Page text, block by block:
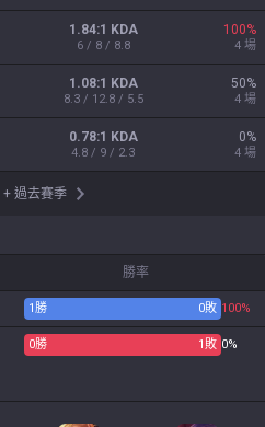
1.84:1 KDA
6 / 8 / 8.8
100%
4 場
1.08:1 KDA
8.3 / 12.8 / 5.5
50%
4 場
0.78:1 KDA
4.8 / 9 / 2.3
0%
4 場
+ 過去賽季
勝率
1勝 0敗 100%
0勝 1 敗 0%